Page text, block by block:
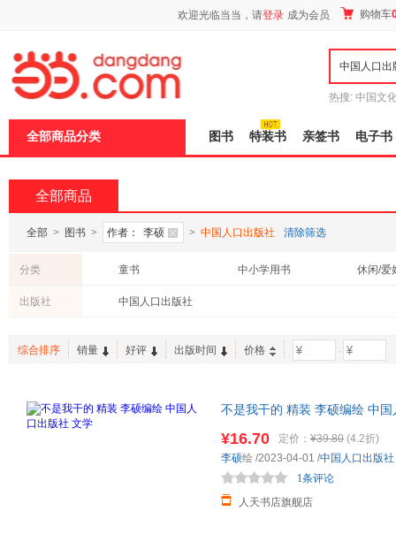
欢迎光临当当，请登录 成为会员 购物车
热搜: 中国文
全部商品分类 图书 特装书 亲签书 电子书
全部商品
全部 > 图书 > 作者： 李硕 > 中国人口出版社 清除筛选
分类 童书 中小学用书 休闲/爱
出版社 中国人口出版社
综合排序 销量 好评 出版时间 价格 -
不是我干的 精装 李硕编绘 中
¥16.70 定价： ¥39.80 (4.2折)
人天书店旗舰店
1条评论
李硕绘 /2023-04-01 /中国人口出版社
页
加